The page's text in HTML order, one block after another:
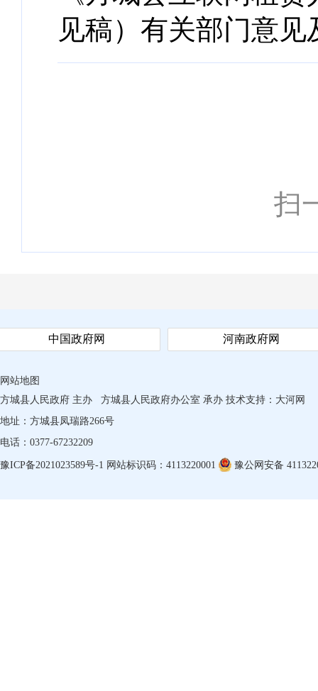
见稿）有关部门意见
扫
中国政府网 河南政府网
网站地图
方城县人民政府 主办
方城县人民政府办公室 承办 技术支持： 大河网
地址：方城县凤瑞路266号
电话：0377-67232209
豫ICP备2021023589号-1 网站标识码：4113220001 豫公网安备